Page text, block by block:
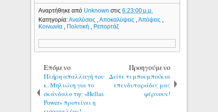
Αναρτήθηκε από Unknownστις6:23:00 μ.μ.
Κατηγορία:Αναλύσεις ,Αποκαλύψεις ,Απόψεις
Κοινωνία
Πολιτική Ρεπορτάζ
Επόμενο
Πλήρη απαλλαγή του
κ. Μηλιώνη για το
σκάνδαλο της «Ηellas
Power» προτείνει η
Προηγούμενο
Δείτε τι μπουμπούκια
επενδυταράδες μας
φέρνουν!